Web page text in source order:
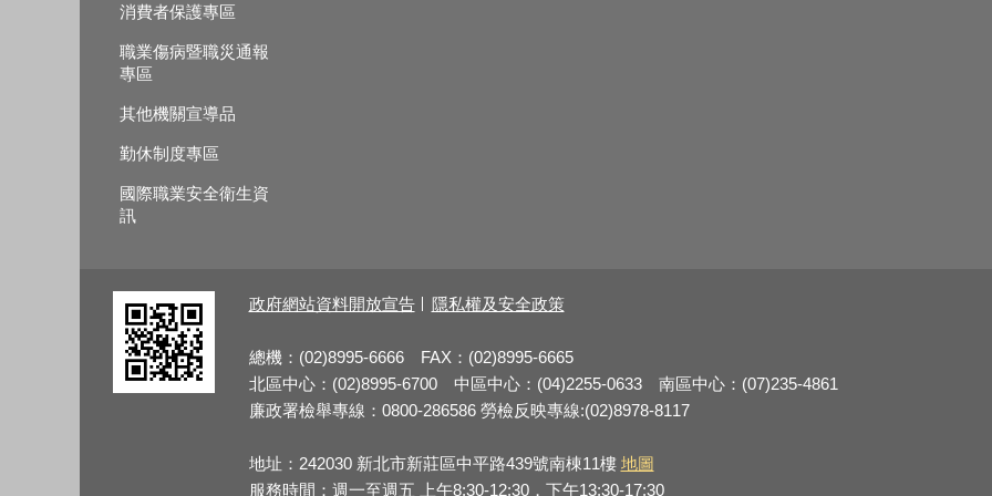
消費者保護專區
職業傷病暨職災通報
專區
其他機關宣導品
勤休制度專區
國際職業安全衛生資
訊
政府網站資料開放宣告 隱私權及安全政策
總機：(02)8995-6666 FAX：(02)8995-6665
北區中心：(02)8995-6700 中區中心：(04)2255-0633 南區中心：(07)235-4861
廉政署檢舉專線：0800-286586 勞檢反映專線:(02)8978-8117
地址：242030 新北市新莊區中平路439號南棟11樓 地圖
服務時間：週一至週五 上午8:30-12:30，下午13:30-17:30